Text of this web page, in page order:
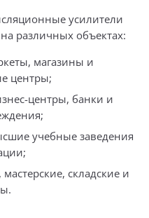
усилители
различных объектах:
магазины и
центры;
центры, банки и
учебные заведения
складские и